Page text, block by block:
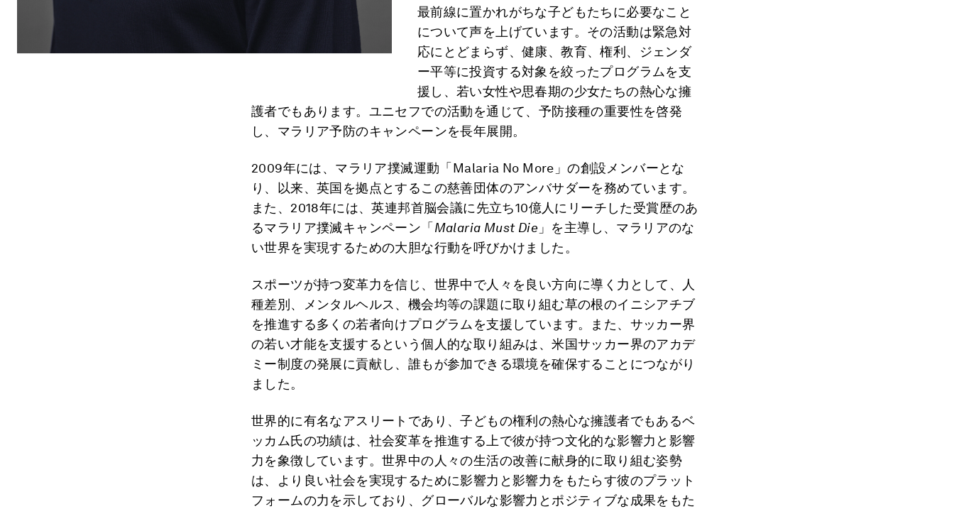
最前線に置かれがちな子どもたちに必要なこと
について声を上げています。その活動は緊急対
応にとどまらず、健康、教育、権利、ジェンダ
ー平等に投資する対象を絞ったプログラムを支
援し、若い女性や思春期の少女たちの熱心な擁
護者でもあります。ユニセフでの活動を通じて、予防接種の重要性を啓発
し、マラリア予防のキャンペーンを長年展開。
2009年には、マラリア撲滅運動「Malaria No More」の創設メンバーとな
り、以来、英国を拠点とするこの慈善団体のアンバサダーを務めています。
また、2018年には、英連邦首脳会議に先立ち10億人にリーチした受賞歴のあ
るマラリア撲滅キャンペーン「 Malaria Must Die 」を主導し、マラリアのな
い世界を実現するための大胆な行動を呼びかけました。
スポーツが持つ変革力を信じ、世界中で人々を良い方向に導く力として、人
種差別、メンタルヘルス、機会均等の課題に取り組む草の根のイニシアチブ
を推進する多くの若者向けプログラムを支援しています。また、サッカー界
の若い才能を支援するという個人的な取り組みは、米国サッカー界のアカデ
ミー制度の発展に貢献し、誰もが参加できる環境を確保することにつながり
ました。
世界的に有名なアスリートであり、子どもの権利の熱心な擁護者でもあるベ
ッカム氏の功績は、社会変革を推進する上で彼が持つ文化的な影響力と影響
力を象徴しています。世界中の人々の生活の改善に献身的に取り組む姿勢
は、より良い社会を実現するために影響力と影響力をもたらす彼のプラット
フォームの力を示しており、グローバルな影響力とポジティブな成果をもた